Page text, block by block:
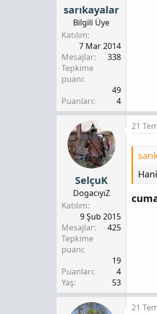
sarıkayalar
Bilgili Üye
Katılım
7 Mar 2014
Mesajlar
338
Tepkime
puanı
49
Puanları
4
SelçuK
DogacıyıZ
Katılım
9 Şub 2015
Mesajlar
425
Tepkime
puanı
19
Puanları
4
Yaş
53
21
21